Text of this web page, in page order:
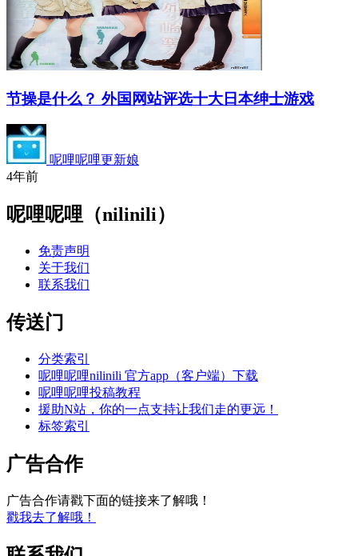
节操是什么？ 外国网站评选十大日本绅士游戏
呢哩呢哩更新娘
4年前
呢哩呢哩（nilinili）
免责声明
关于我们
联系我们
传送门
分类索引
呢哩呢哩nilinili 官方app（客户端）下载
呢哩呢哩投稿教程
援助N站，你的一点支持让我们走的更远！
标签索引
广告合作
广告合作请戳下面的链接来了解哦！
戳我去了解哦！